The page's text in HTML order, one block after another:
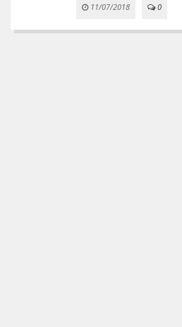
11/07/2018 0